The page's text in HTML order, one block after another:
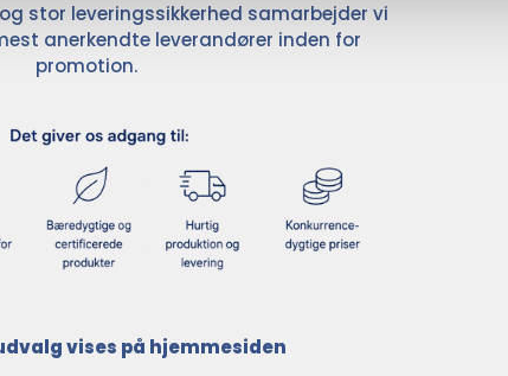
stor leveringssikkerhed samarbejder vi
anerkendte leverandører inden for
promotion.
vises på hjemmesiden